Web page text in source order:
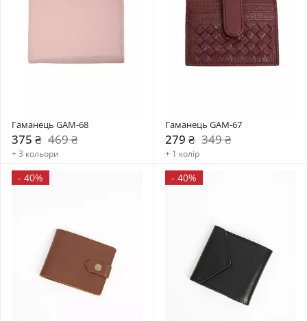
Гаманець GAM-68
375 ₴ 469 ₴
+ 3 кольори
Гаманець GAM-67
279 ₴ 349 ₴
+ 1 колір
- 40% - 40%